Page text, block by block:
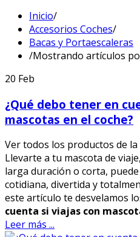
Inicio/
Accesorios Coches/
Bacas y Portaescaleras
/Mostrando artículos
20 Feb
¿Qué debo tener en
mascotas en el coche?
Ver todos los productos de
Llevarte a tu mascota de
larga duración o corta,
cotidiana, divertida y
este artículo te desvelamos
cuenta si viajas con
Leer más ...